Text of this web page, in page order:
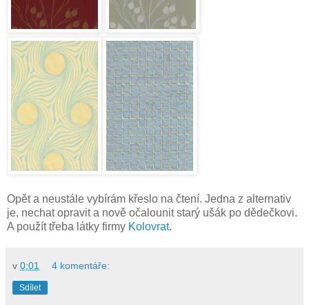
Opět a neustále vybírám křeslo na čtení. Jedna z alternativ
je, nechat opravit a nově očalounit starý ušák po dědečkovi.
A použít třeba látky firmy Kolovrat.
v 0:01 4 komentáře:
Sdílet